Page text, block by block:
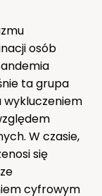
osób
ta grupa
wykluczeniem
W czasie,
się
cyfrowym